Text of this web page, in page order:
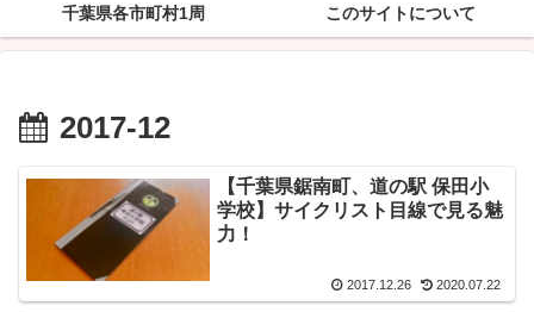
千葉県各市町村1周 このサイトについて
2017-12
【千葉県鋸南町、道の駅 保田小
学校】サイクリスト目線で見る魅
力！
2017.12.26 2020.07.22